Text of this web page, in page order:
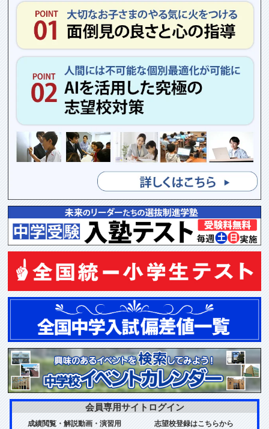
会員専用サイトログイン
成績閲覧・解説動画・演習用 志望校登録はこちらから